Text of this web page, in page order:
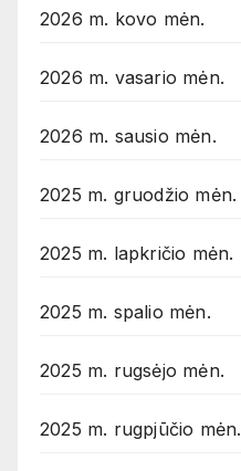
2026 m. kovo mėn.
2026 m. vasario mėn.
2026 m. sausio mėn.
2025 m. gruodžio mėn.
2025 m. lapkričio mėn.
2025 m. spalio mėn.
2025 m. rugsėjo mėn.
2025 m. rugpjūčio mėn.